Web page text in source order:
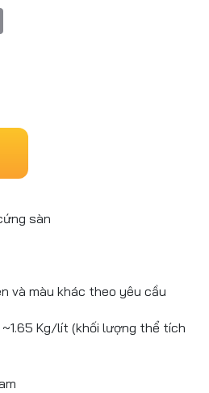
sàn
và màu khác theo yêu cầu
Kg/lít (khối lượng thể tích